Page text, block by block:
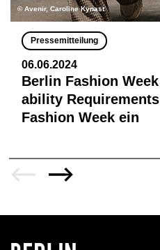
© Avenir, Caroline Kynast
Pressemitteilung
06.06.2024
Berlin Fashion
ability
Fashion Week ein